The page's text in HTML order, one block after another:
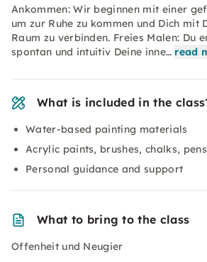
Ankommen: Wir beginnen mit einer
um zur Ruhe zu kommen und Dich mit
Raum zu verbinden. Freies Malen: Du
spontan und intuitiv Deine inne… read
What is included in the
Water-based painting materials
Acrylic paints, brushes, chalks, pens
Personal guidance and support
What to bring to the class
Offenheit und Neugier